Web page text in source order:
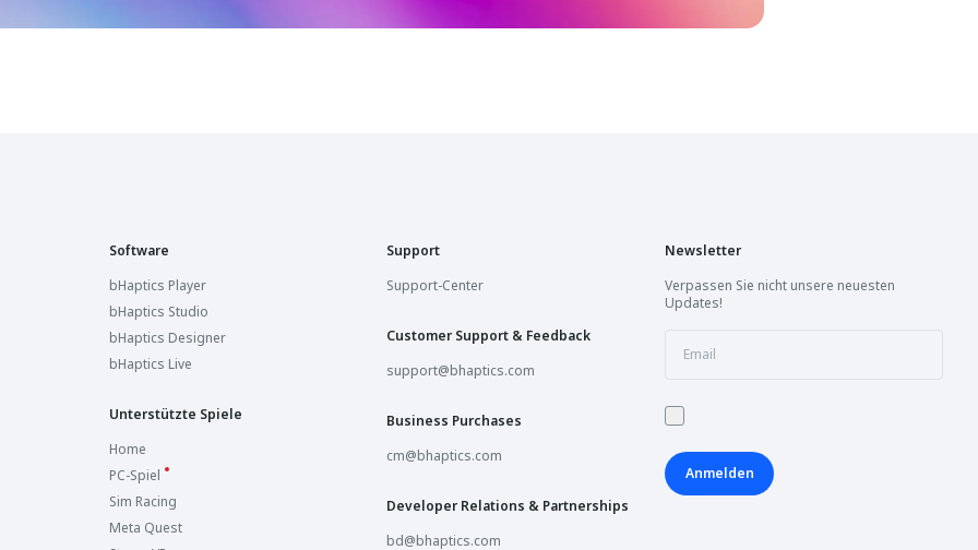
Software
bHaptics Player
bHaptics Studio
bHaptics Designer
bHaptics Live
Unterstützte Spiele
Home
PC-Spiel
Sim Racing
Meta Quest
Support
Support-Center
Customer Support & Feedback
support@bhaptics.com
Business Purchases
cm@bhaptics.com
Developer Relations & Partnerships
bd@bhaptics.com
Newsletter
Verpassen Sie nicht unsere neuesten
Updates!
Anmelden